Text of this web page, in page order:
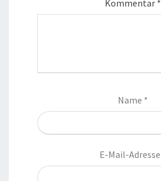
Kommentar *
Name *
E-Mail-Adresse